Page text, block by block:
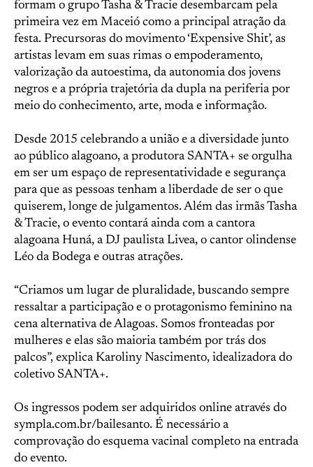
formam o grupo Tasha & Tracie desembarcam pela
primeira vez em Maceió como a principal atração da
festa. Precursoras do movimento ‘Expensive Shit’, as
artistas levam em suas rimas o empoderamento,
valorização da autoestima, da autonomia dos jovens
negros e a própria trajetória da dupla na periferia por
meio do conhecimento, arte, moda e informação.
Desde 2015 celebrando a união e a diversidade junto
ao público alagoano, a produtora SANTA+ se orgulha
em ser um espaço de representatividade e segurança
para que as pessoas tenham a liberdade de ser o que
quiserem, longe de julgamentos. Além das irmãs Tasha
& Tracie, o evento contará ainda com a cantora
alagoana Huná, a DJ paulista Livea, o cantor olindense
Léo da Bodega e outras atrações.
“Criamos um lugar de pluralidade, buscando sempre
ressaltar a participação e o protagonismo feminino na
cena alternativa de Alagoas. Somos fronteadas por
mulheres e elas são maioria também por trás dos
palcos”, explica Karoliny Nascimento, idealizadora do
coletivo SANTA+.
Os ingressos podem ser adquiridos online através do
sympla.com.br/bailesanto. É necessário a
comprovação do esquema vacinal completo na entrada
do evento.